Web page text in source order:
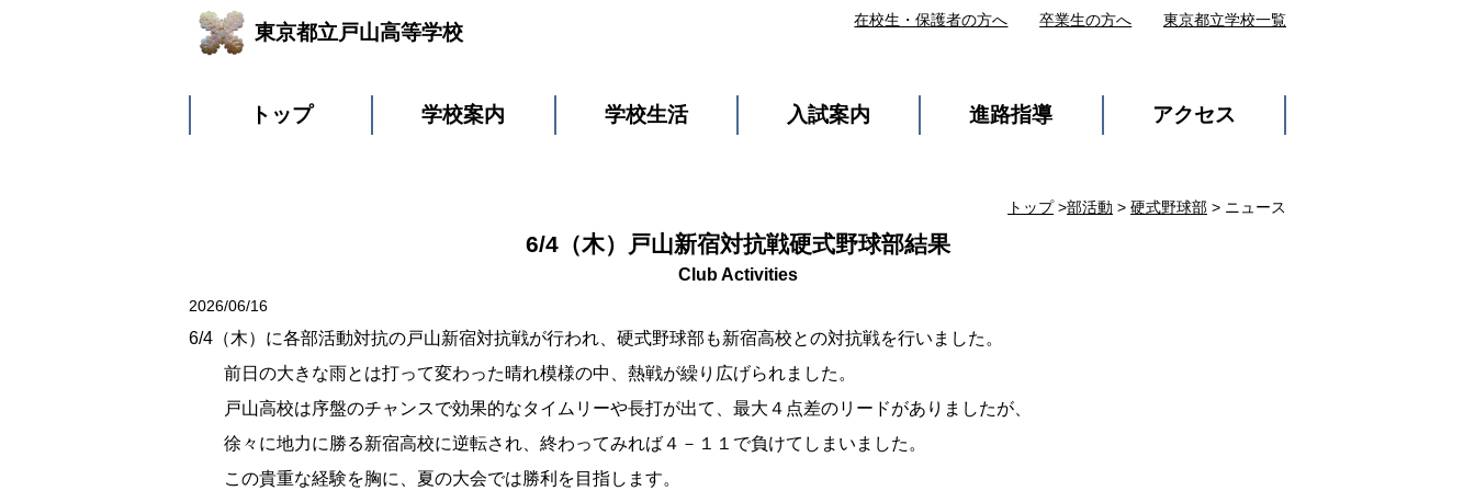
東京都立戸山高等学校
トップ 学校案内 学校生活 入試案内 進路指導 アクセス
在校生・保護者の方へ 卒業生の方へ 東京都立学校一覧
トップ>部活動 > 硬式野球部 > ニュース
6/4（木）戸山新宿対抗戦硬式野球部結果
2026/06/16
6/4（木）に各部活動対抗の戸山新宿対抗戦が行われ、硬式野球部も新宿高校との対抗戦を行いました。
前日の大きな雨とは打って変わった晴れ模様の中、熱戦が繰り広げられました。
戸山高校は序盤のチャンスで効果的なタイムリーや長打が出て、最大４点差のリードがありましたが、
徐々に地力に勝る新宿高校に逆転され、終わってみれば４－１１で負けてしまいました。
この貴重な経験を胸に、夏の大会では勝利を目指します。